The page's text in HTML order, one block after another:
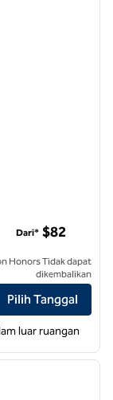
Dari* $82
Honors Tidak dapat
dikembalikan
Pilih Tanggal
luar ruangan